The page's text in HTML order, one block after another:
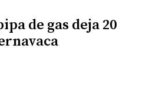
de gas deja 20